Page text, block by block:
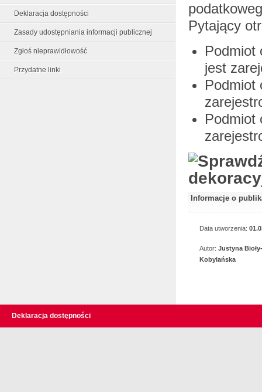
Deklaracja dostępności
Zasady udostępniania informacji publicznej
Zgłoś nieprawidłowość
Przydatne linki
Pytający
Podmiot
jest
Podmiot
Podmiot
Informacje o
Data utworzenia:
Autor: Justyna Bioły-
Kobylańska
Deklaracja dostępności